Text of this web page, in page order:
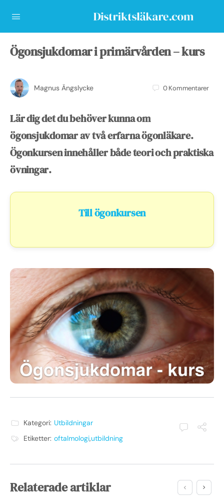
Ögonsjukdomar i primärvården – kurs
Magnus Ängslycke 0Kommentarer
Lär dig det du behöver kunna om
ögonsjukdomar av två erfarna ögonläkare.
Ögonkursen innehåller både teori och praktiska
övningar.
Till ögonkursen
Kategori: Utbildningar
Etiketter: oftalmologi,utbildning
Relaterade artiklar